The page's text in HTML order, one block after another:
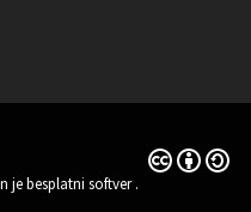
je besplatni softver.
Licencija
(Vanjska